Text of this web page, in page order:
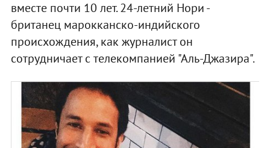
вместе почти 10 лет. 24-летний Нори -
британец марокканско-индийского
происхождения, как журналист он
сотрудничает с телекомпанией "Аль-Джазира".